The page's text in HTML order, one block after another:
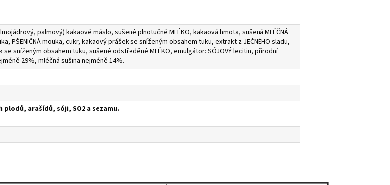
palmový) kakaové máslo, sušené plnotučné MLÉKO, kakaová hmota, sušená MLÉČNÁ
PŠENIČNÁ mouka, cukr, kakaový prášek se sníženým obsahem tuku, extrakt z JEČNÉHO sladu,
se sníženým obsahem tuku, sušené odstředěné MLÉKO, emulgátor: SÓJOVÝ lecitin, přírodní
29%, mléčná sušina nejméně 14%.
arašídů, sóji, SO2 a sezamu.